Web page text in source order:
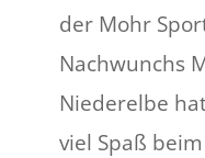
der Mohr
Nachwunchs
Niederelbe
viel Spaß